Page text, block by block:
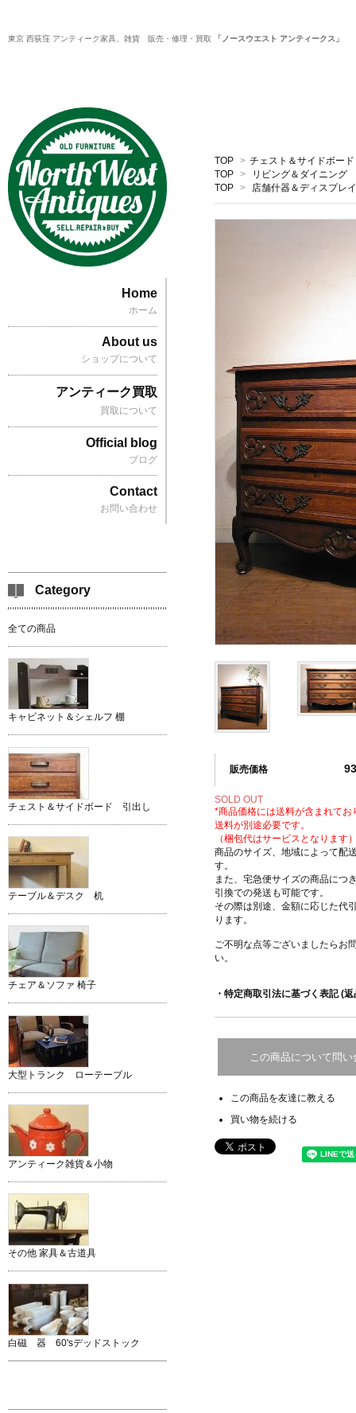
東京 西荻窪 アンティーク家具、雑貨 販売・修理・買取 「ノースウエスト アンティークス」
TOP > チェスト＆サイドボー
TOP >
リビング＆ダイニング
TOP > 店舗什器＆ディスプレイ
販売価格
SOLD OUT
*商品価格には送料が含まれてお
送料が別途必要です。
（梱包代はサービスとなります
商品のサイズ、地域によって配
す。
また、宅急便サイズの商品につ
引換での発送も可能です。
その際は別途、金額に応じた代
ります。
ご不明な点等ございましたらお
い。
・特定商取引法に基づく表記 (
この商品について問
この商品を友達に教える
買い物を続ける
Home
ホーム
About us
ショップについて
アンティーク買取
買取について
Official blog
ブログ
Contact
お問い合わせ
Category
全ての商品
キャビネット＆シェルフ 棚
チェスト＆サイドボード 引出し
テーブル＆デスク 机
チェア＆ソファ 椅子
大型トランク ローテーブル
アンティーク雑貨＆小物
その他 家具＆古道具
白磁 器 60'sデッドストック